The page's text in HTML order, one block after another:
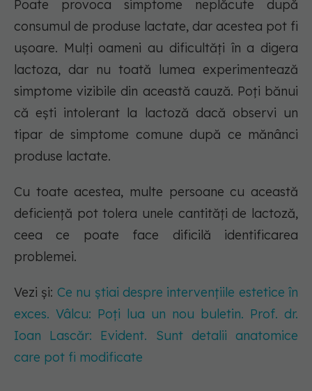
Poate provoca simptome neplăcute după
consumul de produse lactate, dar acestea pot fi
ușoare. Mulți oameni au dificultăți în a digera
lactoza, dar nu toată lumea experimentează
simptome vizibile din această cauză. Poți bănui
că ești intolerant la lactoză dacă observi un
tipar de simptome comune după ce mănânci
produse lactate.
Cu toate acestea, multe persoane cu această
deficiență pot tolera unele cantități de lactoză,
ceea ce poate face dificilă identificarea
problemei.
Vezi și: Ce nu știai despre intervențiile estetice în
exces. Vâlcu: Poți lua un nou buletin. Prof. dr.
Ioan Lascăr: Evident. Sunt detalii anatomice
care pot fi modificate